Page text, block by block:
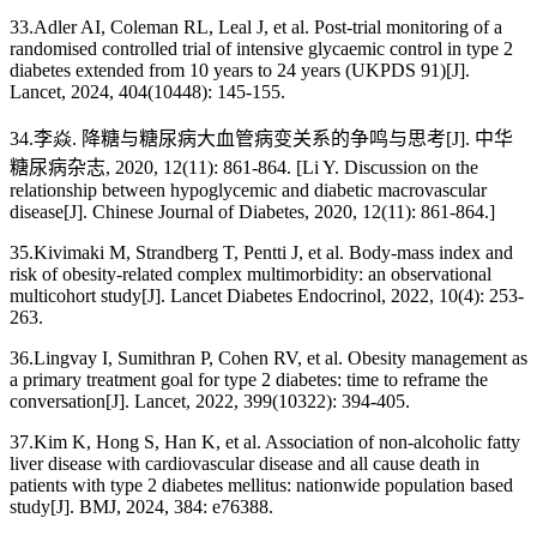
33.Adler AI, Coleman RL, Leal J, et al. Post-trial monitoring of a
randomised controlled trial of intensive glycaemic control in type 2
diabetes extended from 10 years to 24 years (UKPDS 91)[J].
Lancet, 2024, 404(10448): 145-155.
34.李焱. 降糖与糖尿病大血管病变关系的争鸣与思考[J]. 中华
糖尿病杂志, 2020, 12(11): 861-864. [Li Y. Discussion on the
relationship between hypoglycemic and diabetic macrovascular
disease[J]. Chinese Journal of Diabetes, 2020, 12(11): 861-864.]
35.Kivimaki M, Strandberg T, Pentti J, et al. Body-mass index and
risk of obesity-related complex multimorbidity: an observational
multicohort study[J]. Lancet Diabetes Endocrinol, 2022, 10(4): 253-
263.
36.Lingvay I, Sumithran P, Cohen RV, et al. Obesity management as
a primary treatment goal for type 2 diabetes: time to reframe the
conversation[J]. Lancet, 2022, 399(10322): 394-405.
37.Kim K, Hong S, Han K, et al. Association of non-alcoholic fatty
liver disease with cardiovascular disease and all cause death in
patients with type 2 diabetes mellitus: nationwide population based
study[J]. BMJ, 2024, 384: e76388.